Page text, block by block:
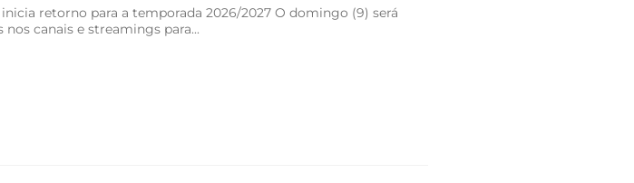
retorno para a temporada 2026/2027 O domingo (9) será
nos canais e streamings para...